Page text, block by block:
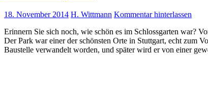
18. November 2014 H. Wittmann Kommentar hinterlassen
Erinnern Sie sich noch, wie schön es im Schlossgarten war?
Der Park war einer der schönsten Orte in Stuttgart, echt zum
Baustelle verwandelt worden, und später wird er von einer